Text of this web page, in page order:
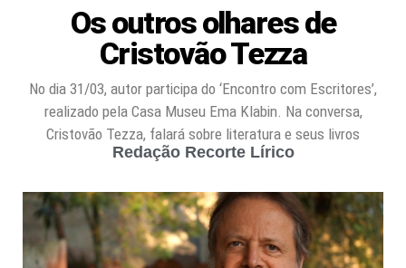
Os outros olhares de
Cristovão Tezza
No dia 31/03, autor participa do ‘Encontro com Escritores’,
realizado pela Casa Museu Ema Klabin. Na conversa,
Cristovão Tezza, falará sobre literatura e seus livros
Redação Recorte Lírico